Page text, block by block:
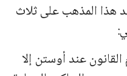
هذا المذهب على ثلاث
القانونعندأوستنإلا